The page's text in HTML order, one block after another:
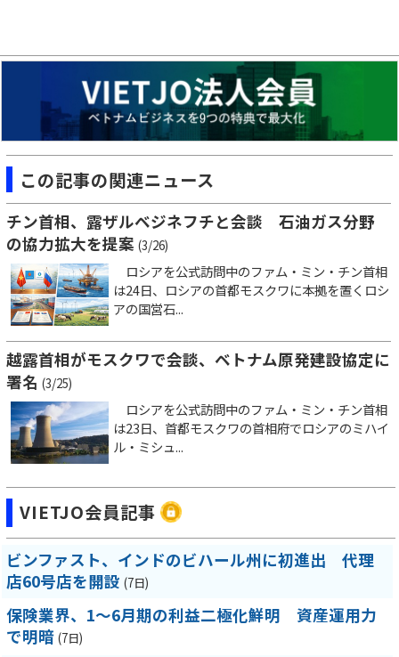
この記事の関連ニュース
チン首相、露ザルベジネフチと会談 石油ガス分野
の協力拡大を提案 (3/26)
ロシアを公式訪問中のファム・ミン・チン首相
は24日、ロシアの首都モスクワに本拠を置くロシ
アの国営石...
越露首相がモスクワで会談、ベトナム原発建設協定に
署名 (3/25)
ロシアを公式訪問中のファム・ミン・チン首相
は23日、首都モスクワの首相府でロシアのミハイ
ル・ミシュ...
VIETJO会員記事
ビンファスト、インドのビハール州に初進出 代理
店60号店を開設 (7日)
保険業界、1～6月期の利益二極化鮮明 資産運用力
で明暗 (7日)